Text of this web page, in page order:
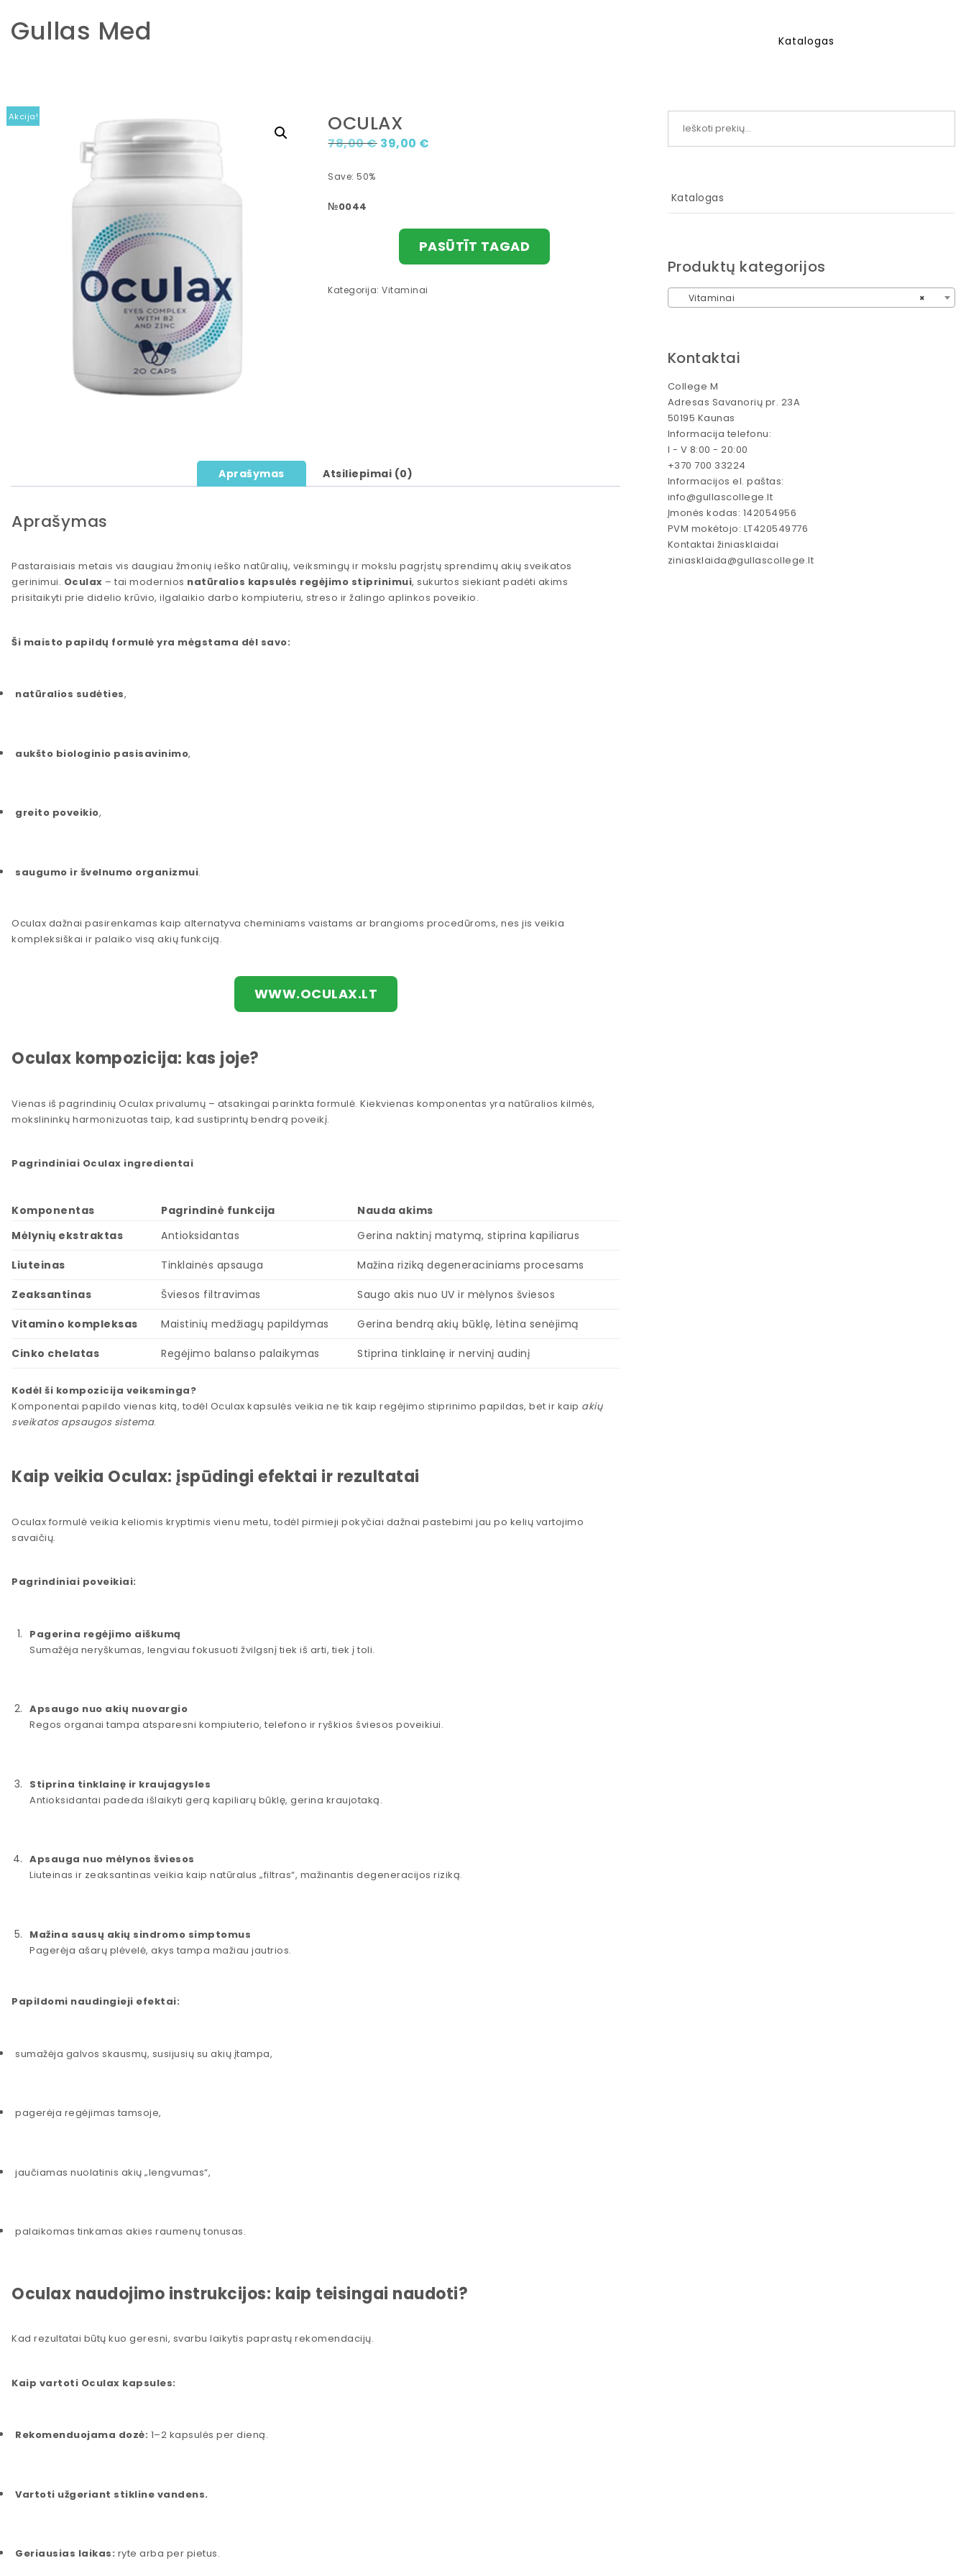
Skip to content
Gullas Med Katalogas
Akcija! OCULAX
78,00€ Original price was: 78,00 €.
39,00 €
Save: 50%
№0044
PASŪTĪT TAGAD
Kategorija:Vitaminai
Aprašymas Atsiliepimai (0)
Aprašymas
Pastaraisiais metais vis daugiau žmonių ieško natūralių, veiksmingų ir mokslu pagrįstų sprendimų akių sveikatos
gerinimui. Oculax – tai modernios natūralios kapsulės regėjimo stiprinimui, sukurtos siekiant padėti akims
prisitaikyti prie didelio krūvio, ilgalaikio darbo kompiuteriu, streso ir žalingo aplinkos poveikio.
Ši maisto papildų formulė yra mėgstama dėl savo:
natūralios sudėties,
aukšto biologinio pasisavinimo,
greito poveikio,
saugumo ir švelnumo organizmui.
Oculax dažnai pasirenkamas kaip alternatyva cheminiams vaistams ar brangioms procedūroms, nes jis veikia
kompleksiškai ir palaiko visą akių funkciją.
WWW.OCULAX.LT
Oculax kompozicija: kas joje?
Vienas iš pagrindinių Oculax privalumų – atsakingai parinkta formulė. Kiekvienas komponentas yra natūralios kilmės,
mokslininkų harmonizuotas taip, kad sustiprintų bendrą poveikį.
Pagrindiniai Oculax ingredientai
Komponentas Pagrindinė funkcija
Nauda akims
Mėlynių ekstraktas
Antioksidantas Gerina naktinį matymą, stiprina kapiliarus
Liuteinas Tinklainės apsauga Mažina riziką degeneraciniams procesams
Zeaksantinas Šviesos filtravimas Saugo akis nuo UV ir mėlynos šviesos
Vitamino kompleksas Maistinių medžiagų papildymas Gerina bendrą akių būklę, lėtina senėjimą
Cinko chelatas Regėjimo balanso palaikymas Stiprina tinklainę ir nervinį audinį
Kodėl ši kompozicija veiksminga?
Komponentai papildo vienas kitą, todėl Oculax kapsulės veikia ne tik kaip regėjimo stiprinimo papildas, bet ir kaip akių
sveikatos apsaugos sistema.
Kaip veikia Oculax: įspūdingi efektai ir rezultatai
Oculax formulė veikia keliomis kryptimis vienu metu, todėl pirmieji pokyčiai dažnai pastebimi jau po kelių vartojimo
savaičių.
Pagrindiniai poveikiai:
Pagerina regėjimo aiškumą
Sumažėja neryškumas, lengviau fokusuoti žvilgsnį tiek iš arti, tiek į toli.
Apsaugo nuo akių nuovargio
Regos organai tampa atsparesni kompiuterio, telefono ir ryškios šviesos poveikiui.
Stiprina tinklainę ir kraujagysles
Antioksidantai padeda išlaikyti gerą kapiliarų būklę, gerina kraujotaką.
Apsauga nuo mėlynos šviesos
Liuteinas ir zeaksantinas veikia kaip natūralus „filtras“, mažinantis degeneracijos riziką.
Mažina sausų akių sindromo simptomus
Pagerėja ašarų plėvelė, akys tampa mažiau jautrios.
Papildomi naudingieji efektai:
sumažėja galvos skausmų, susijusių su akių įtampa,
pagerėja regėjimas tamsoje,
jaučiamas nuolatinis akių „lengvumas“,
palaikomas tinkamas akies raumenų tonusas.
Oculax naudojimo instrukcijos: kaip teisingai naudoti?
Kad rezultatai būtų kuo geresni, svarbu laikytis paprastų rekomendacijų.
Kaip vartoti Oculax kapsules:
Rekomenduojama dozė: 1–2 kapsulės per dieną.
Vartoti užgeriant stikline vandens.
Geriausias laikas: ryte arba per pietus.
Katalogas
Produktų kategorijos
×
Vitaminai
Kontaktai
College M
Adresas Savanorių pr. 23A
50195 Kaunas
Informacija telefonu:
I - V 8:00 - 20:00
+370 700 33224
Informacijos el. paštas:
info@gullascollege.lt
Įmonės kodas: 142054956
PVM mokėtojo: LT420549776
Kontaktai žiniasklaidai
ziniasklaida@gullascollege.lt